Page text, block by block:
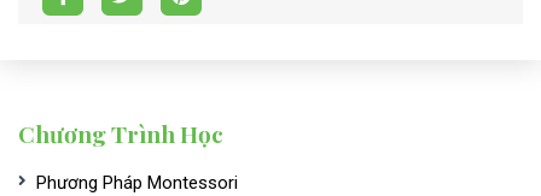
Chương Trình Học
Phương Pháp Montessori